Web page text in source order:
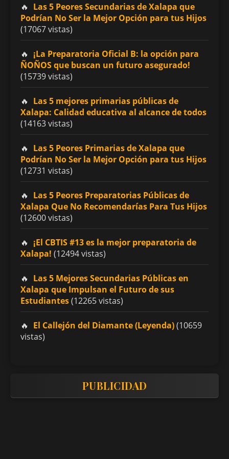
Las 5 Peores Secundarias de Xalapa que
Podrían No Ser la Mejor Opción para tus Hijos
(17067 vistas)
¡La Preparatoria Oficial B: la opción para
ÑOÑOS que buscan un futuro asegurado!
(15739 vistas)
Las 5 mejores primarias públicas de
Xalapa: Calidad educativa al alcance de todos
(14163 vistas)
Las 5 Peores Primarias de Xalapa que
Podrían No Ser la Mejor Opción para tus Hijos
(12731 vistas)
Las 5 Peores Preparatorias Públicas de
Xalapa Que No Recomendarías Para Tus Hijos
(12600 vistas)
¡El CBTIS #13 es la mejor preparatoria de
Xalapa! (12494 vistas)
Las 5 Mejores Secundarias Públicas en
Xalapa que Impulsan el Futuro de sus
Estudiantes(12265 vistas)
El Callejón del Diamante (Leyenda)(10659
vistas)
PUBLICIDAD